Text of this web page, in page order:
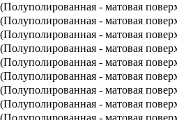
- матовая
- матовая
- матовая
- матовая
- матовая
- матовая
- матовая
- матовая